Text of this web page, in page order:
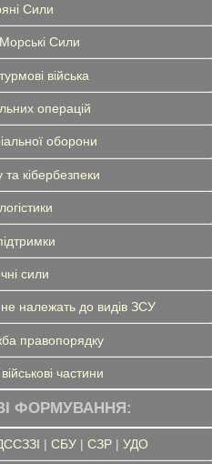
Сили
Сили
війська
операцій
оборони
та кібербезпеки
сили
належать до видів ЗСУ
правопорядку
частини
ФОРМУВАННЯ:
| СБУ| СЗР| УДО